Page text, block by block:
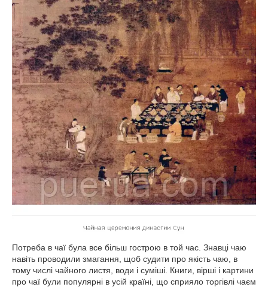
Потреба в чаї була все більш гострою в той час. Знавці чаю
навіть проводили змагання, щоб судити про якість чаю, в
тому числі чайного листя, води і суміші. Книги, вірші і картини
про чаї були популярні в усій країні, що сприяло торгівлі чаєм